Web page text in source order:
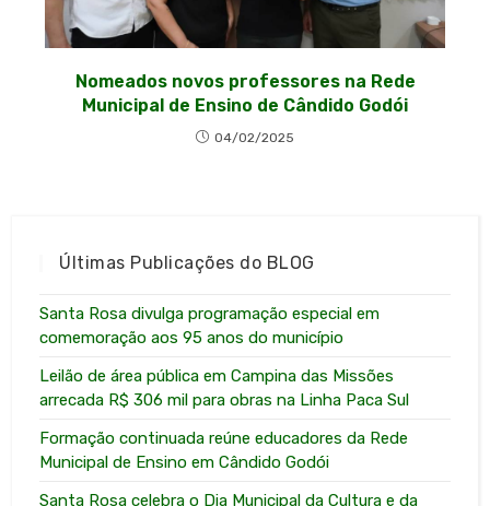
Nomeados novos professores na Rede
Municipal de Ensino de Cândido Godói
04/02/2025
Últimas Publicações do BLOG
Santa Rosa divulga programação especial em
comemoração aos 95 anos do município
Leilão de área pública em Campina das Missões
arrecada R$ 306 mil para obras na Linha Paca Sul
Formação continuada reúne educadores da Rede
Municipal de Ensino em Cândido Godói
Santa Rosa celebra o Dia Municipal da Cultura e da